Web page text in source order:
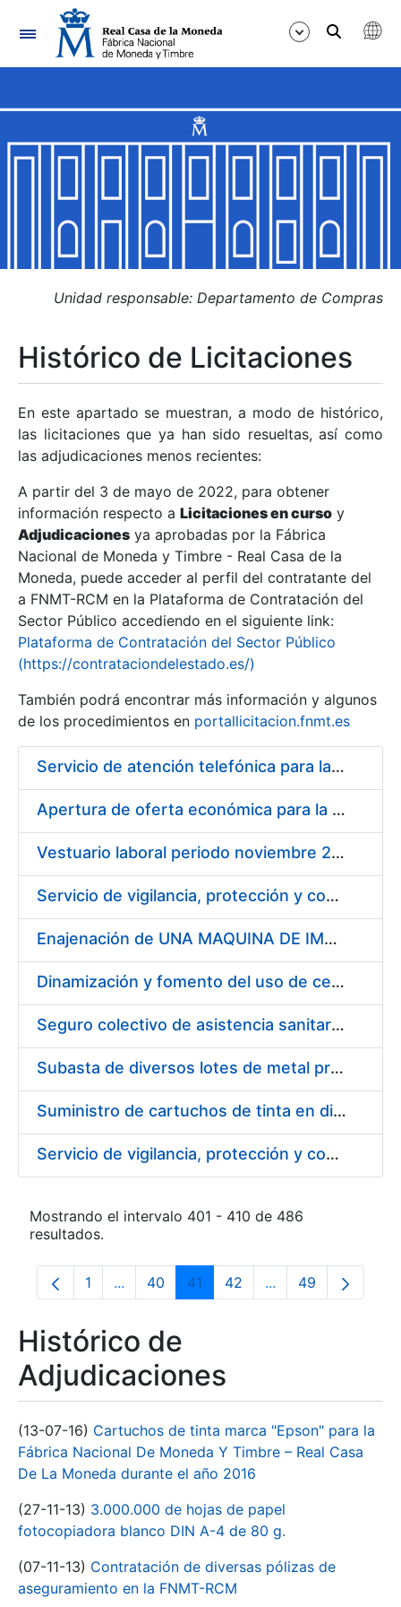
Navegación
Mostrar/Ocultar
Mostrar/Ocultar
Mostrar/Ocultar
Mostrar/Ocultar
Mostrar/Ocultar
Mostrar/Ocultar
Unidad responsable: Departamento de Compras
Histórico de Licitaciones
En este apartado se muestran, a modo de histórico,
las licitaciones que ya han sido resueltas, así como
las adjudicaciones menos recientes:
A partir del 3 de mayo de 2022, para obtener
información respecto a Licitaciones en curso y
Adjudicaciones ya aprobadas por la Fábrica
Nacional de Moneda y Timbre - Real Casa de la
Moneda, puede acceder al perfil del contratante del
a FNMT-RCM en la Plataforma de Contratación del
Sector Público accediendo en el siguiente link:
Plataforma de Contratación del Sector Público
(https://contrataciondelestado.es/)
También podrá encontrar más información y algunos
de los procedimientos en portallicitacion.fnmt.es
Servicio de atención telefónica para la FNMT-RCM
Apertura de oferta económica para la licitación del servicio de atención telefónica
Vestuario laboral periodo noviembre 2014 – noviembre 2016
Servicio de vigilancia, protección y control, en los centros de la FNMT-RCM en Madrid y Burgos - evaluación de solicitudes de participación
Enajenación de UNA MAQUINA DE IMPRESIÓN OFFSET 4 COLORES Y BARNIZADO, modelo KBA RAPIDA 72 Y UN EQUIPO DE SECADO ULTRAVIOLETA MARCA GRAFIX (KBA) asociado a la misma.
Dinamización y fomento del uso de certificados CERES en las Redes Sociales
Seguro colectivo de asistencia sanitaria (salud y dental)
Subasta de diversos lotes de metal procedente de desmonetización
Suministro de cartuchos de tinta en diversos colores marca EPSON - ORIGINALES
Servicio de vigilancia, protección y control, en los centros de la Fábrica Nacional de Moneda y Timbre – Real Casa de la Moneda en Madrid y Burgos
Mostrando el intervalo 401 - 410 de 486
resultados.
Página
1 ...Páginas intermedias Use TAB para
Página
40 Página
41 Página
42 ...PáginasPágina
49
Histórico de
Adjudicaciones
(13-07-16) Cartuchos de tinta marca "Epson" para la
Fábrica Nacional De Moneda Y Timbre – Real Casa
De La Moneda durante el año 2016
(27-11-13) 3.000.000 de hojas de papel
fotocopiadora blanco DIN A-4 de 80 g.
(07-11-13) Contratación de diversas pólizas de
aseguramiento en la FNMT-RCM